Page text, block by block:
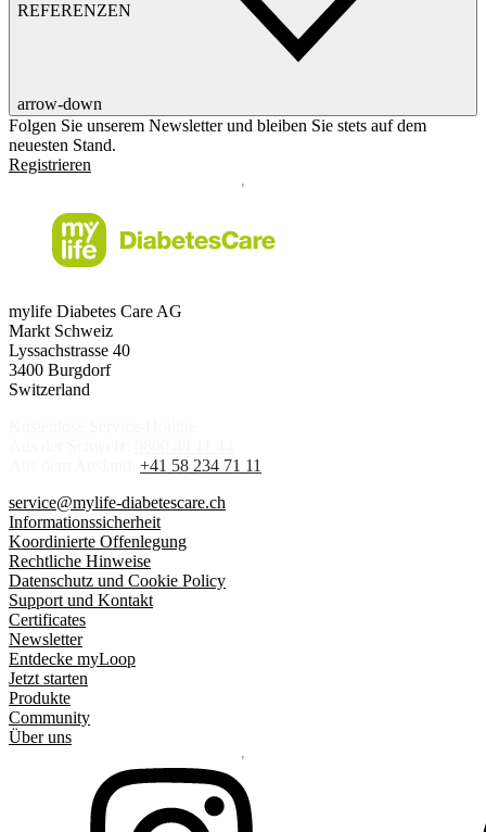
REFERENZEN
arrow-down
Folgen Sie unserem Newsletter und bleiben Sie stets auf dem
neuesten Stand.
Registrieren
mylife Diabetes Care AG
Markt Schweiz
Lyssachstrasse 40
3400 Burgdorf
Switzerland
+41 58 234 71 11
service@mylife-diabetescare.ch
Informationssicherheit
Koordinierte Offenlegung
Rechtliche Hinweise
Datenschutz und Cookie Policy
Support und Kontakt
Certificates
Newsletter
Entdecke myLoop
Jetzt starten
Produkte
Community
Über uns